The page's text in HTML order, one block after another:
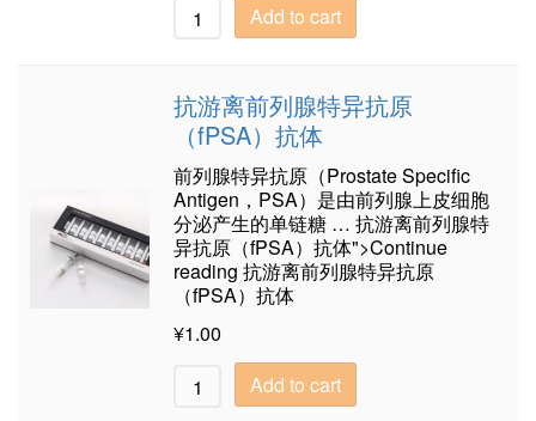
Add to cart
抗游离前列腺特异抗原
（fPSA）抗体
前列腺特异抗原（Prostate Specific
Antigen，PSA）是由前列腺上皮细胞
分泌产生的单链糖 … 抗游离前列腺特
异抗原（fPSA）抗体">Continue
reading 抗游离前列腺特异抗原
（fPSA）抗体
¥1.00
Add to cart